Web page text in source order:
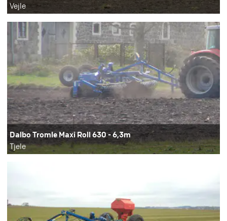
Vejle
Dalbo Tromle Maxi Roll 630 - 6,3m
Tjele